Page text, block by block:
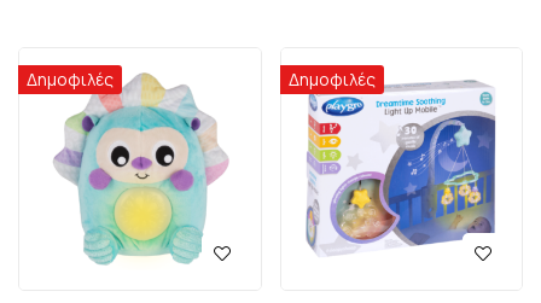
Δημοφιλές Δημοφιλές